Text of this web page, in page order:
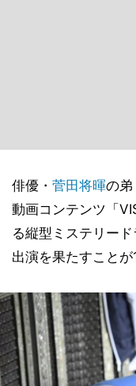
俳優・ 菅田将暉の弟
動画コンテンツ「
る縦型ミステリー
出演を果たすことが